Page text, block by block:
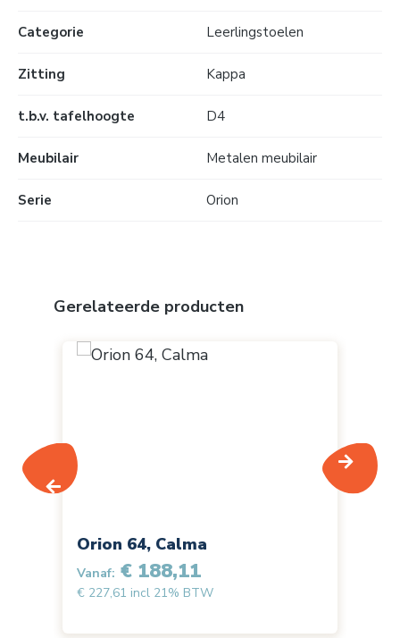
Categorie Leerlingstoelen
Zitting Kappa
t.b.v. tafelhoogte D4
Meubilair Metalen meubilair
Serie Orion
Productgalerij overslaan
Gerelateerde producten
Orion 64, Calma
Vanaf: € 188,11
€ 227,61 incl 21% BTW